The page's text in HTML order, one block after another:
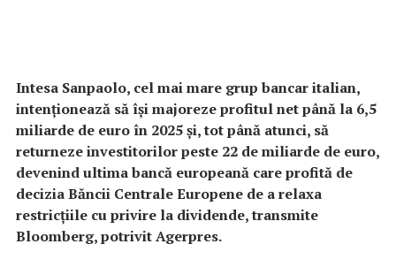
Intesa Sanpaolo, cel mai mare grup bancar italian,
intenţionează să îşi majoreze profitul net până la 6,5
miliarde de euro în 2025 şi, tot până atunci, să
returneze investitorilor peste 22 de miliarde de euro,
devenind ultima bancă europeană care profită de
decizia Băncii Centrale Europene de a relaxa
restricţiile cu privire la dividende, transmite
Bloomberg, potrivit Agerpres.